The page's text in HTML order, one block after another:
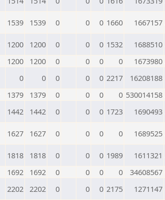
1539 1539 0 0 0 1660 1667157
1200 1200 0 0 0 1532 1688510
1200 1200 0 0 0 0 1673980
0 0 0 0 0 2217 16208188
1379 1379 0 0 0 0 530014158
1442 1442 0 0 0 1723 1690493
1627 1627 0 0 0 0 1689525
1818 1818 0 0 0 1989 1611321
1692 1692 0 0 0 0 34608567
2202 2202 0 0 0 2175 1271147